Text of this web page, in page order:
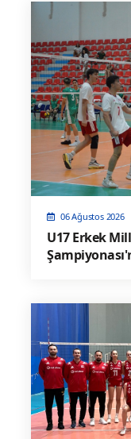
06 Ağustos 2026
U17 Erkek